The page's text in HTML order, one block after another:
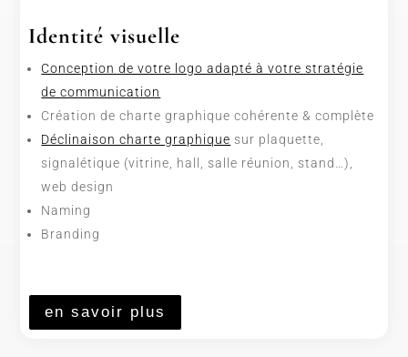
Identité visuelle
Conception de votre logo adapté à votre stratégie
de communication
Création de charte graphique cohérente & complète
Déclinaison charte graphique sur plaquette,
signalétique (vitrine, hall, salle réunion, stand…),
web design
Naming
Branding
en savoir plus